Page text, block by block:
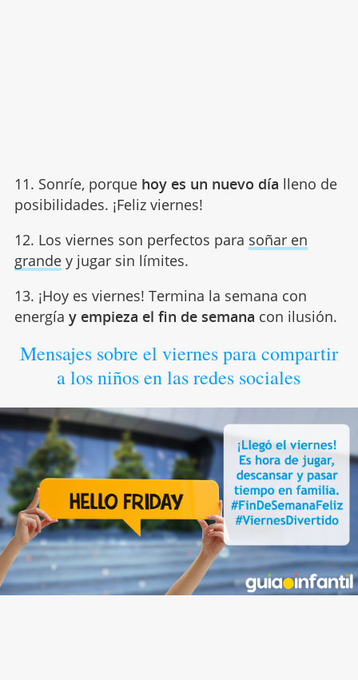
11. Sonríe, porque hoy es un nuevo día lleno de
posibilidades. ¡Feliz viernes!
12. Los viernes son perfectos para soñar en
grandey jugar sin límites.
13. ¡Hoy es viernes! Termina la semana con
energía y empieza el fin de semana con ilusión.
Mensajes sobre el viernes para compartir
a los niños en las redes sociales